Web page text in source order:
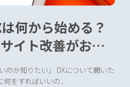
何から始める？
イト改善がおす
説
のか知りたい」 DXについて聞いた
何をすればいいの...